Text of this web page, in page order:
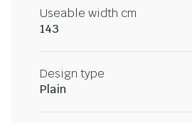
Useable width cm
143
Design type
Plain